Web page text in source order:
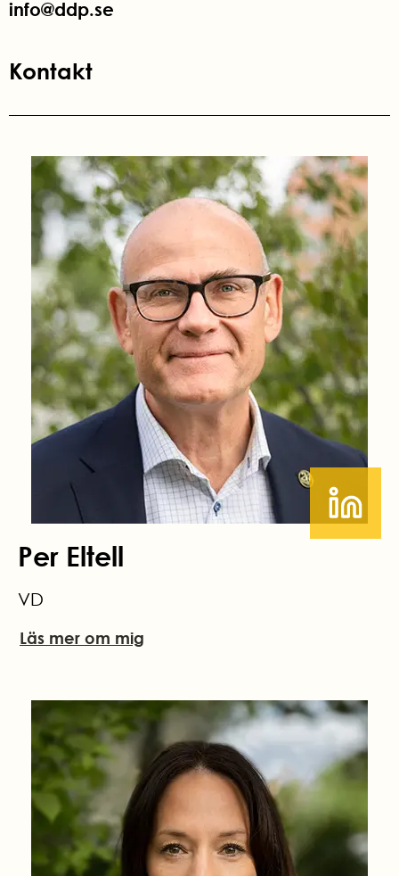
info@ddp.se
Kontakt
Per Eltell
VD
Läs mer om mig